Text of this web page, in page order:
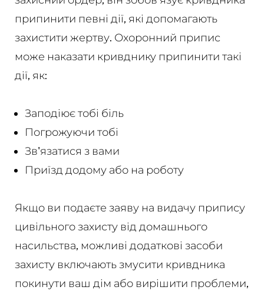
припинити певні дії, які допомагають
захистити жертву. Охоронний припис
може наказати кривднику припинити такі
дії, як:
Заподіює тобі біль
Погрожуючи тобі
Зв'язатися з вами
Приїзд додому або на роботу
Якщо ви подаєте заяву на видачу припису
цивільного захисту від домашнього
насильства, можливі додаткові засоби
захисту включають змусити кривдника
покинути ваш дім або вирішити проблеми,